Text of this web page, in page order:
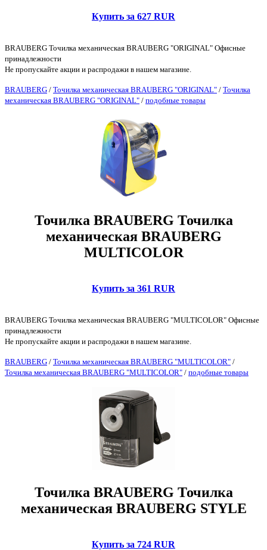
Купить за 627 RUR
BRAUBERG Точилка механическая BRAUBERG "ORIGINAL" Офисные
принадлежности
Не пропускайте акции и распродажи в нашем магазине.
BRAUBERG / Точилка механическая BRAUBERG "ORIGINAL" / Точилка
механическая BRAUBERG "ORIGINAL" / подобные товары
Точилка BRAUBERG Точилка
механическая BRAUBERG
MULTICOLOR
Купить за 361 RUR
BRAUBERG Точилка механическая BRAUBERG "MULTICOLOR" Офисные
принадлежности
Не пропускайте акции и распродажи в нашем магазине.
BRAUBERG / Точилка механическая BRAUBERG "MULTICOLOR" /
Точилка механическая BRAUBERG "MULTICOLOR" / подобные товары
Точилка BRAUBERG Точилка
механическая BRAUBERG STYLE
Купить за 724 RUR